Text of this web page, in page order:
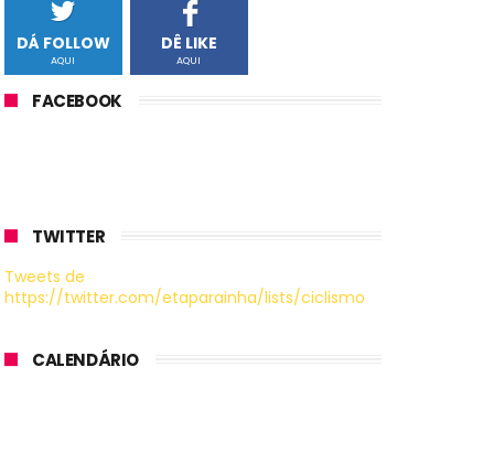
DÁ FOLLOW
AQUI
DÊ LIKE
AQUI
FACEBOOK
TWITTER
Tweets de
https://twitter.com/etaparainha/lists/ciclismo
CALENDÁRIO